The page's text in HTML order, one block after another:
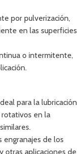
por pulverización,
en las superficies
o intermitente,
para la lubricación
rotativos en la
engranajes de los
otras aplicaciones de